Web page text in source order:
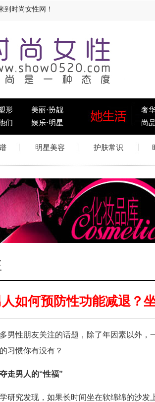
到时尚女性网！
形 美丽·扮靓
们 娱乐·明星
奢
尚
如何预防性功能减退？
男性朋友关注的话题，除了年因素以外
习惯你有没有？
走男人的“性福”
研究发现，如果长时间坐在软绵绵的沙